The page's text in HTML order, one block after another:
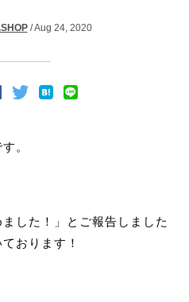
/ Aug 24, 2020
。
した！」とご報告しました
おります！